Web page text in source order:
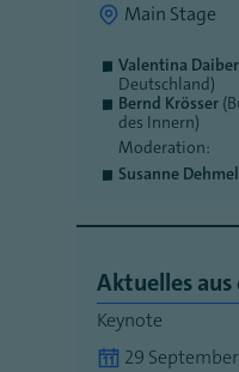
Main Stage
Valentina Daiber
Deutschland)
Bernd Krösser
des Innern)
Moderation:
Susanne Dehmel
Aktuelles aus
Keynote
29